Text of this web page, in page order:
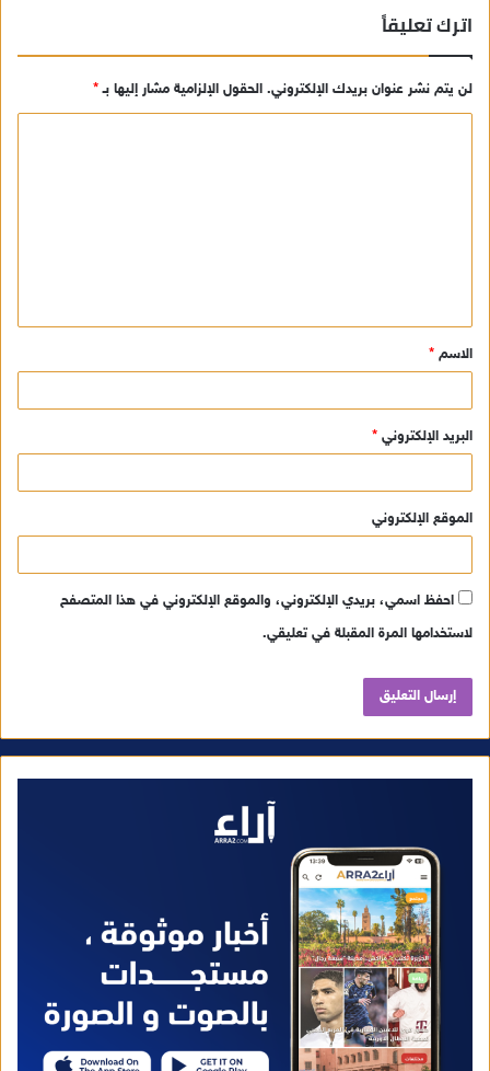
اترك تعليقاً
لن يتم نشر عنوان بريدك الإلكتروني. الحقول الإلزامية مشار إليها بـ*
ق
*
الاسم *
البريد الإلكتروني *
الموقع الإلكتروني
احفظ اسمي، بريدي الإلكتروني، والموقع الإلكتروني في هذا المتصفح
لاستخدامها المرة المقبلة في تعليقي.